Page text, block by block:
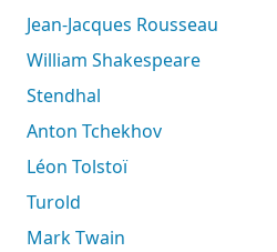
Jean-Jacques Rousseau
William Shakespeare
Stendhal
Anton Tchekhov
Léon Tolstoï
Turold
Mark Twain